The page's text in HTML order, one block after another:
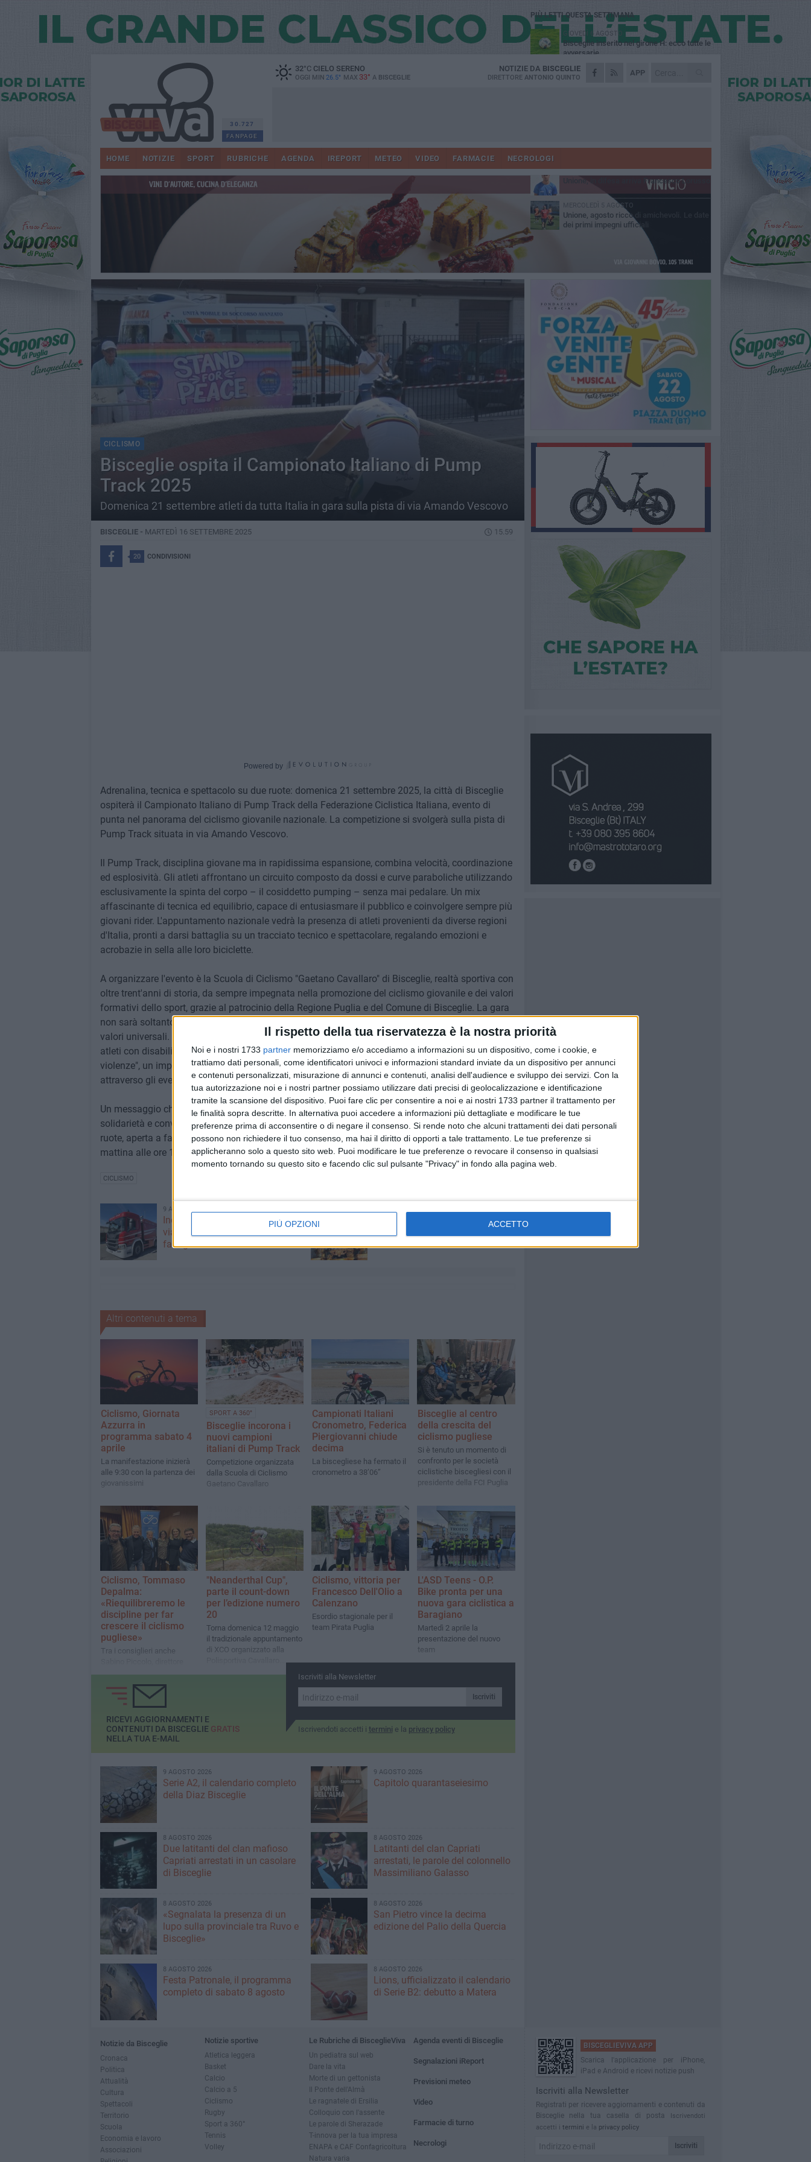
Il rispetto della tua riservatezza è la nostra priorità
Noi e i nostri 1733 partner memorizziamo e/o accediamo a informazioni su un dispositivo, come i cookie, e
trattiamo dati personali, come identificatori univoci e informazioni standard inviate da un dispositivo per annunci
e contenuti personalizzati, misurazione di annunci e contenuti, analisi dell'audience e sviluppo dei servizi. Con la
tua autorizzazione noi e i nostri partner possiamo utilizzare dati precisi di geolocalizzazione e identificazione
tramite la scansione del dispositivo. Puoi fare clic per consentire a noi e ai nostri 1733 partner il trattamento per
le finalità sopra descritte. In alternativa puoi accedere a informazioni più dettagliate e modificare le tue
preferenze prima di acconsentire o di negare il consenso. Si rende noto che alcuni trattamenti dei dati personali
possono non richiedere il tuo consenso, ma hai il diritto di opporti a tale trattamento. Le tue preferenze si
applicheranno solo a questo sito web. Puoi modificare le tue preferenze o revocare il consenso in qualsiasi
momento tornando su questo sito e facendo clic sul pulsante "Privacy" in fondo alla pagina web.
PIÙ OPZIONI ACCETTO
30.727
FANPAGE
32°CCIELO SERENO
OGGI MIN 26.5° MAX 33° A BISCEGLIE
APP
NOTIZIE DA BISCEGLIE
DIRETTORE ANTONIO QUINTO
HOME NOTIZIE SPORT RUBRICHE AGENDA IREPORT METEO VIDEO FARMACIE NECROLOGI
CICLISMO
Bisceglie ospita il Campionato Italiano di Pump
Track 2025
Domenica 21 settembre atleti da tutta Italia in gara sulla pista di via Amando Vescovo
BISCEGLIE - MARTEDÌ 16 SETTEMBRE 2025 15.59
20 CONDIVISIONI
Powered by
Adrenalina, tecnica e spettacolo su due ruote: domenica 21 settembre 2025, la città di Bisceglie
ospiterà il Campionato Italiano di Pump Track della Federazione Ciclistica Italiana, evento di
punta nel panorama del ciclismo giovanile nazionale. La competizione si svolgerà sulla pista di
Pump Track situata in via Amando Vescovo.
Il Pump Track, disciplina giovane ma in rapidissima espansione, combina velocità, coordinazione
ed esplosività. Gli atleti affrontano un circuito composto da dossi e curve paraboliche utilizzando
esclusivamente la spinta del corpo – il cosiddetto pumping – senza mai pedalare. Un mix
affascinante di tecnica ed equilibrio, capace di entusiasmare il pubblico e coinvolgere sempre più
giovani rider. L'appuntamento nazionale vedrà la presenza di atleti provenienti da diverse regioni
d'Italia, pronti a darsi battaglia su un tracciato tecnico e spettacolare, regalando emozioni e
acrobazie in sella alle loro biciclette.
A organizzare l'evento è la Scuola di Ciclismo "Gaetano Cavallaro" di Bisceglie, realtà sportiva con
oltre trent'anni di storia, da sempre impegnata nella promozione del ciclismo giovanile e dei valori
formativi dello sport, grazie al patrocinio della Regione Puglia e del Comune di Bisceglie. La gara
non sarà soltanto un momento di sport e aggregazione, ma anche un'occasione per veicolare
valori universali. Così come già fatto nell'evento realizzato alcune settimane fa per le categorie di
atleti con disabilità, verrà promosso lo slogan "Stand for Peace, contro ogni forma di guerre e
violenze", un impegno che la Scuola di Ciclismo Gaetano Cavallaro ha scelto di portare avanti
attraverso gli eventi organizzati sul territorio.
Un messaggio chiaro, che intende ribadire come lo sport possa e debba farsi portavoce di rispetto,
solidarietà e convivenza pacifica. Sarà una giornata di sport, divertimento e passione per le due
ruote, aperta a famiglie, appassionati e sostenitori del ciclismo. L'inizio delle gare sarà domenica
mattina alle ore 10:00 e l'ingresso come spettatori sarà gratuito.
CICLISMO
9 AGOSTO 2026
Incendio in un appartamento di
viale Calace, evacuate due
famiglie
Festa patronale, il programma
completo di domenica 9 agosto
Altri contenuti a tema
Ciclismo, Giornata
Azzurra in
programma sabato 4
aprile
La manifestazione inizierà
alle 9:30 con la partenza dei
giovanissimi
SPORT A 360°
Bisceglie incorona i
nuovi campioni
italiani di Pump Track
Competizione organizzata
dalla Scuola di Ciclismo
Gaetano Cavallaro
Campionati Italiani
Cronometro, Federica
Piergiovanni chiude
decima
La biscegliese ha fermato il
cronometro a 38’06”
Bisceglie al centro
della crescita del
ciclismo pugliese
Si è tenuto un momento di
confronto per le società
ciclistiche biscegliesi con il
presidente della FCI Puglia
Ciclismo, Tommaso
Depalma:
«Riequilibreremo le
discipline per far
crescere il ciclismo
pugliese»
Tra i consiglieri anche
sportivo della “Gaetano
Cavallaro” di Bisceglie
"Neanderthal Cup",
parte il count-down
per l’edizione numero
20
Torna domenica 12 maggio
il tradizionale appuntamento
di XCO organizzato alla
Ciclismo, vittoria per
Francesco Dell'Olio a
Calenzano
Esordio stagionale per il
team Pirata Puglia
L'ASD Teens - O.P.
Bike pronta per una
nuova gara ciclistica a
Baragiano
Martedì 2 aprile la
presentazione del nuovo
team
Iscriviti alla Newsletter
Iscriviti
Iscrivendoti accetti i termini e la privacy policy
RICEVI AGGIORNAMENTI E
CONTENUTI DA BISCEGLIE GRATIS
NELLA TUA E-MAIL
9 AGOSTO 2026
Serie A2, il calendario completo
della Diaz Bisceglie
9 AGOSTO 2026
Capitolo quarantaseiesimo
8 AGOSTO 2026
Due latitanti del clan mafioso
Capriati arrestati in un casolare
di Bisceglie
8 AGOSTO 2026
Latitanti del clan Capriati
arrestati, le parole del colonnello
Massimiliano Galasso
8 AGOSTO 2026
«Segnalata la presenza di un
lupo sulla provinciale tra Ruvo e
Bisceglie»
8 AGOSTO 2026
San Pietro vince la decima
edizione del Palio della Quercia
8 AGOSTO 2026
Festa Patronale, il programma
completo di sabato 8 agosto
8 AGOSTO 2026
Lions, ufficializzato il calendario
di Serie B2: debutto a Matera
PIÙ LETTI QUESTA SETTIMANA
GIOVEDÌ 6 AGOSTO
Bisceglie inserito nel girone H: ecco tutte le
avversarie
LUNEDÌ 3 AGOSTO
Simone Franceschi, una solida certezza
Unione, innesto per le corsie offensive:
MARTEDÌ 4 AGOSTO
Unione, in difesa arriva Francesco Lorusso
MERCOLEDÌ 5 AGOSTO
Unione, agosto ricco di amichevoli. Le date
dei primi impegni ufficiali
Notizie da Bisceglie
Cronaca
Politica
Attualità
Cultura
Spettacoli
Territorio
Scuola
Economia e lavoro
Associazioni
Notizie sportive
Atletica leggera
Basket
Calcio
Calcio a 5
Ciclismo
Rugby
Sport a 360°
Tennis
Volley
Le Rubriche di BisceglieViva
Un pediatra sul web
Dare la vita
Morte di un gettonista
Il Ponte dell'Almà
Le ragnatele di Ersilia
Colloquio con l'assente
Le parole di Sherazade
T-innova per la tua impresa
ENAPA e CAF Confagricoltura
Natura varia
Agenda eventi di Bisceglie
Segnalazioni iReport
Previsioni meteo
Video
Farmacie di turno
Necrologi
BISCEGLIEVIVA APP
Scarica l'applicazione per iPhone,
iPad e Android e ricevi notizie push
Iscriviti alla Newsletter
Registrati per ricevere aggiornamenti e contenuti da
Bisceglie nella tua casella di posta
Iscrivendoti
accetti i termini e la privacy policy
Iscriviti